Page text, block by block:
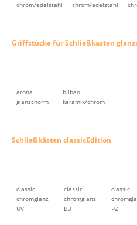
chrom/edelstahl
chrom/edelstahl
Griffstücke für Schließkästen
arona
glanzchorm
bilbao
keramik/chrom
Schließkästen classicEdition
classic
chromglanz
UV
classic
chromglanz
BB
classic
PZ